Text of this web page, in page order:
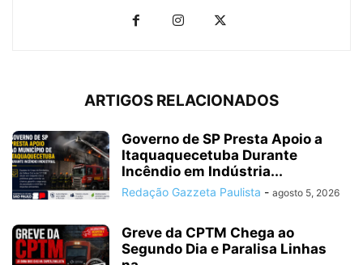
ARTIGOS RELACIONADOS
Governo de SP Presta Apoio a
Itaquaquecetuba Durante
Incêndio em Indústria...
Redação Gazzeta Paulista - agosto 5, 2026
Greve da CPTM Chega ao
Segundo Dia e Paralisa Linhas